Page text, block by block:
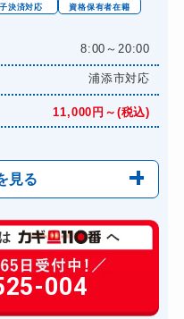
10,780円～(税込)
8,800円～(税込)
11,000円～(税込)
決済対応 資格保有者在籍
8:00～20:00
浦添市対応
11,000円～(税込)
見る
6,600円～(税込)
14,300円～(税込)
14,300円～(税込)
004